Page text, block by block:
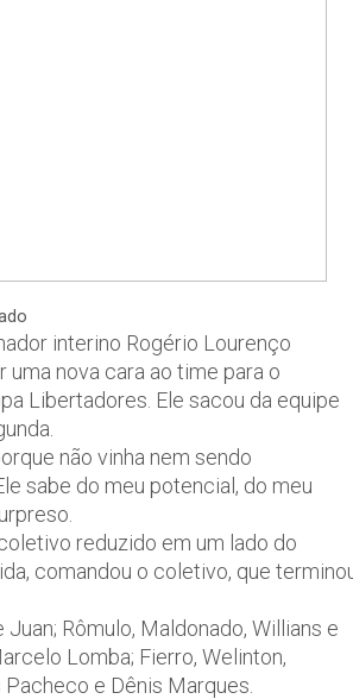
interino Rogério Lourenço
nova cara ao time para o
Libertadores. Ele sacou da equipe
não vinha nem sendo
sabe do meu potencial, do meu
reduzido em um lado do
comandou o coletivo, que
Rômulo, Maldonado, Willians e
Lomba; Fierro, Welinton,
e Dênis Marques.